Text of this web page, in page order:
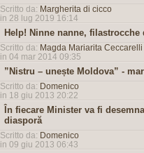
Scritto da: Margherita di cicco
in 28 lug 2019 16:14
Help! Ninne nanne,
Scritto da: Magda Mariarita Ceccarelli
in 04 mar 2014 09:35
”Nistru – unește Moldova” -
Scritto da: Domenico
in 18 giu 2013 20:22
În fiecare Minister va fi
diasporă
Scritto da: Domenico
in 09 giu 2013 06:43